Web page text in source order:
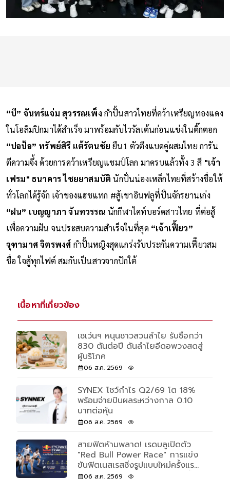
“บี” จันทร์แจ่ม สุวรรณเพ็ง กำปั้นสาวไทยที่คว้าเหรียญทองแดง
ในโอลิมปิกมาได้สำเร็จ มาพร้อมกับไวรัลเต้นก่อนแข่งในติ๊กตอก
“ปอป้อ” ทรัพย์สิรี แต้รัตนชัย ยืน1 ตัวตึงแบดคู่ผสมไทย การัน
ตีความจึ้ง ด้วยการคว้าเหรียญแชมป์โลก มาครบแล้วทั้ง 3 สี "เจ้า
เฟรม" ธนาคาร ไชยยาสมบัตินักปั่นน่องเหล็กไทยที่สร้างชื่อให้
ทั่วโลกได้รู้จัก เจ้าของแฮชแทก #สู้เขาอินฟลูที่ปั่นจักรยานเก่ง
“ฝน” เบญญาภา จันทวรรณ นักกีฬาไคท์บอร์ดสาวไทย ที่ต่อสู้
เพื่อความฝัน จนประสบความสำเร็จในที่สุด “เจ้าเฟี้ยว”
จุฑามาศ จิตรพงศ์ กำปั้นหญิงสุดแกร่งรับประกันความเฟี๊ยวสม
ชื่อ ใจสู้ทุกไฟต์ สมกับเป็นสาวจากปักใต้
เนื้อหาที่เกี่ยวข้อง
เซเว่นฯ หนุนชาวสวนลำไย รับซื้อกว่า
830 ตันต่อปี ดันลำไยอีดอพวงสดสู่
ผู้บริโภค
06 ส.ค. 2569
SYNEX โชว์กำไร Q2/69 โต 18%
พร้อมจ่ายปันผลระหว่างกาล 0.10
บาทต่อหุ้น
06 ส.ค. 2569
สายฟิตห้ามพลาด! เรดบลูเปิดตัว
"Red Bull Power Race" การแข่ง
ขันฟิตเนสเรสซิ่งรูปแบบใหม่ครั้งแรก
ของโลก เปิดรับแค่ 500 คนเท่านั้น
06 ส.ค. 2569